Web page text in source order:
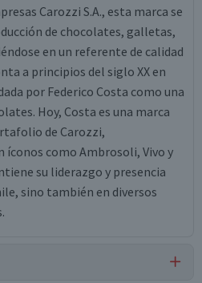
Carozzi S.A., esta marca se
de chocolates, galletas,
en un referente de calidad
a principios del siglo XX en
por Federico Costa como una
Hoy, Costa es una marca
de Carozzi,
íconos como Ambrosoli, Vivo y
su liderazgo y presencia
sino también en diversos